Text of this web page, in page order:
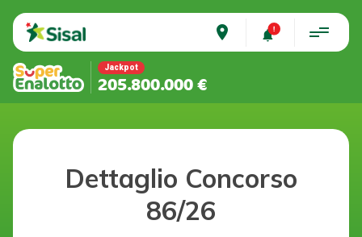
place
Jackpot
205.800.000 €
Dettaglio Concorso
86/26